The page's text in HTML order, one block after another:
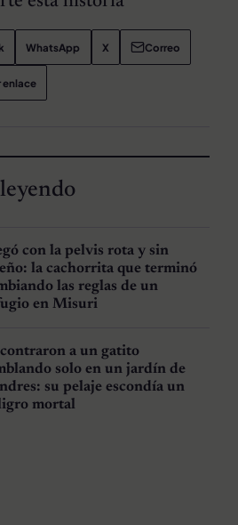
WhatsApp X Correo
enlace
con la pelvis rota y sin
la cachorrita que terminó
las reglas de un
en Misuri
a un gatito
solo en un jardín de
su pelaje escondía un
mortal